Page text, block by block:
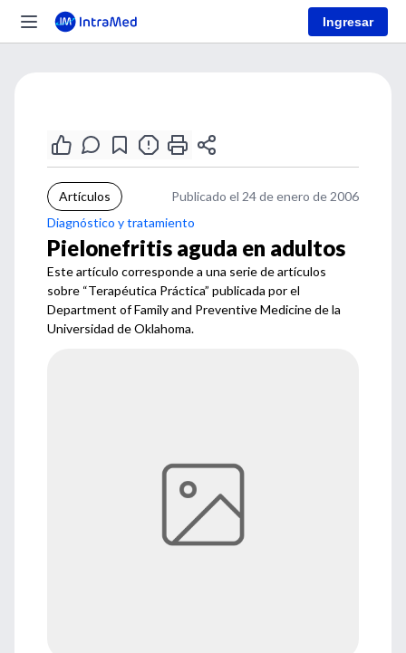
Ingresar
Artículos
Publicado el 24 de enero de 2006
Diagnóstico y tratamiento
Pielonefritis aguda en adultos
Este artículo corresponde a una serie de artículos
sobre “Terapéutica Práctica” publicada por el
Department of Family and Preventive Medicine de la
Universidad de Oklahoma.